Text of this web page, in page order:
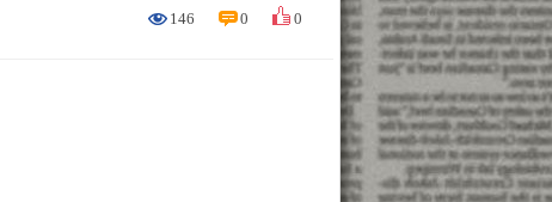
146 0 0